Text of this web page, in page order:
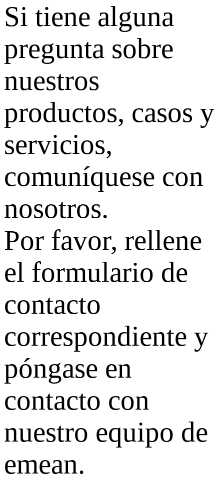
Si tiene alguna
pregunta sobre
nuestros
productos, casos y
servicios,
comuníquese con
nosotros.
Por favor, rellene
el formulario de
contacto
correspondiente y
póngase en
contacto con
nuestro equipo de
emean.